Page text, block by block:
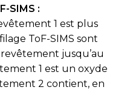
SIMS :
1 est plus
ToF-SIMS sont
jusqu’au
1 est un oxyde
2 contient, en